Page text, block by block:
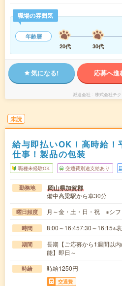
職場の雰囲気
年齢層
20代
30代
気になる! 応募へ進
派遣会社 株式会社テ
未読
給与即払いOK！高時給！
仕事！製品の包装
職種未経験OK 交通費別途支給あり
勤務地 岡山県加賀郡
備中高梁駅から車30分
曜日頻度 月～金・土・日・祝 ※シ
時間 8:00～16:457:30～16:15※
期間
長期【ご応募から1週間以
能】即日～
時給 時給1250円
交通費